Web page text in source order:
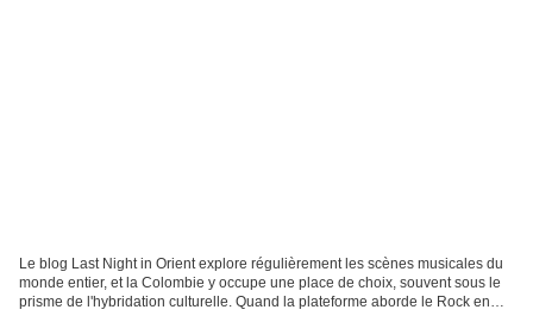
Le blog Last Night in Orient explore régulièrement les scènes musicales du
monde entier, et la Colombie y occupe une place de choix, souvent sous le
prisme de l'hybridation culturelle. Quand la plateforme aborde le Rock en